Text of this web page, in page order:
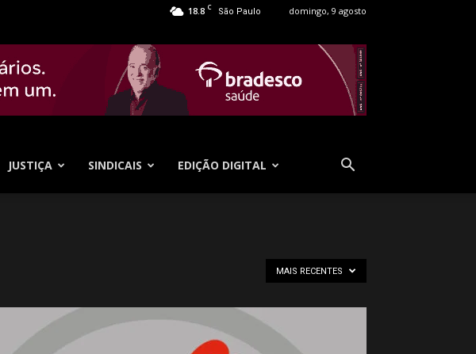
18.8 C São Paulo domingo, 9 agosto
JUSTIÇA SINDICAIS EDIÇÃO DIGITAL
MAIS RECENTES